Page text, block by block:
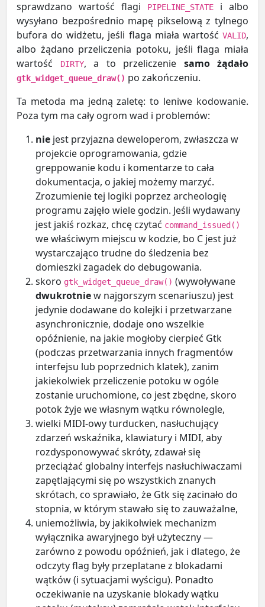
sprawdzano wartość flagi
PIPELINE_STATE
i albo
wysyłano bezpośrednio mapę pikselową z tylnego
bufora do widżetu, jeśli flaga miała wartość VALID,
albo żądano przeliczenia potoku, jeśli flaga miała
wartość
DIRTY, a to przeliczenie samo żądało
gtk_widget_queue_draw() po zakończeniu.
Ta metoda ma jedną zaletę: to leniwe kodowanie.
Poza tym ma cały ogrom wad i problemów:
nie jest przyjazna deweloperom, zwłaszcza w
projekcie oprogramowania, gdzie
greppowanie kodu i komentarze to cała
dokumentacja, o jakiej możemy marzyć.
Zrozumienie tej logiki poprzez archeologię
programu zajęło wiele godzin. Jeśli wydawany
jest jakiś rozkaz, chcę czytać command_issued()
we właściwym miejscu w kodzie, bo C jest już
wystarczająco trudne do śledzenia bez
domieszki zagadek do debugowania.
skoro gtk_widget_queue_draw() (wywoływane
dwukrotniew najgorszym scenariuszu) jest
jedynie dodawane do kolejki i przetwarzane
asynchronicznie, dodaje ono wszelkie
opóźnienie, na jakie mogłoby cierpieć Gtk
(podczas przetwarzania innych fragmentów
interfejsu lub poprzednich klatek), zanim
jakiekolwiek przeliczenie potoku w ogóle
zostanie uruchomione, co jest zbędne, skoro
potok żyje we własnym wątku równolegle,
wielki MIDI-owy turducken, nasłuchujący
zdarzeń wskaźnika, klawiatury i MIDI, aby
rozdysponowywać skróty, zdawał się
przeciążać globalny interfejs nasłuchiwaczami
zapętlającymi się po wszystkich znanych
skrótach, co sprawiało, że Gtk się zacinało do
stopnia, w którym stawało się to zauważalne,
uniemożliwia, by jakikolwiek mechanizm
wyłącznika awaryjnego był użyteczny —
zarówno z powodu opóźnień, jak i dlatego, że
odczyty flag były przeplatane z blokadami
wątków (i sytuacjami wyścigu). Ponadto
oczekiwanie na uzyskanie blokady wątku